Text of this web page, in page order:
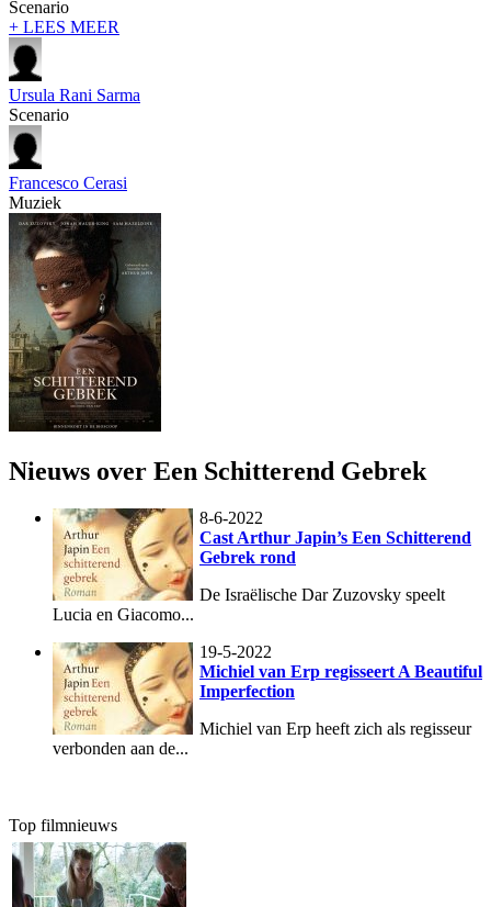
Scenario
+ LEES MEER
Ursula Rani Sarma
Scenario
Francesco Cerasi
Muziek
Nieuws over Een Schitterend Gebrek
8-6-2022
Cast Arthur Japin’s Een Schitterend
Gebrek rond
De Israëlische Dar Zuzovsky speelt
Lucia en Giacomo...
19-5-2022
Michiel van Erp regisseert A Beautiful
Imperfection
Michiel van Erp heeft zich als regisseur
verbonden aan de...
Top filmnieuws